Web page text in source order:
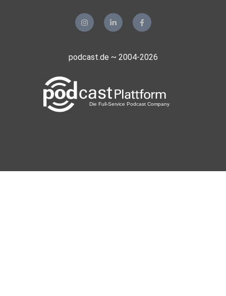
podcast.de ~ 2004-2026